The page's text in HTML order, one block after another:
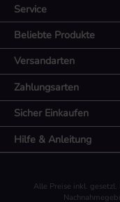
Service
Beliebte Produkte
Zahlungsarten
Versandarten
Sicher Einkaufen
Hilfe & Anleitung
Alle Preise inkl.